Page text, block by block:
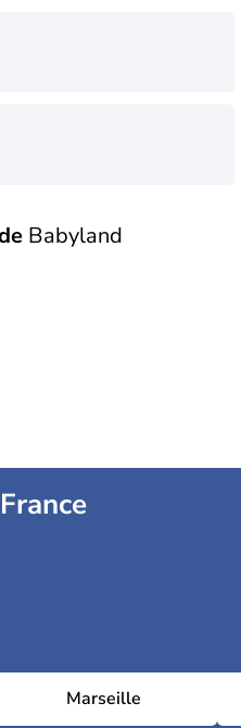
Babyland
Marseille